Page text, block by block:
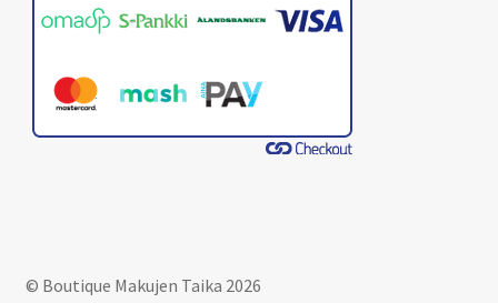
© Boutique Makujen Taika 2026